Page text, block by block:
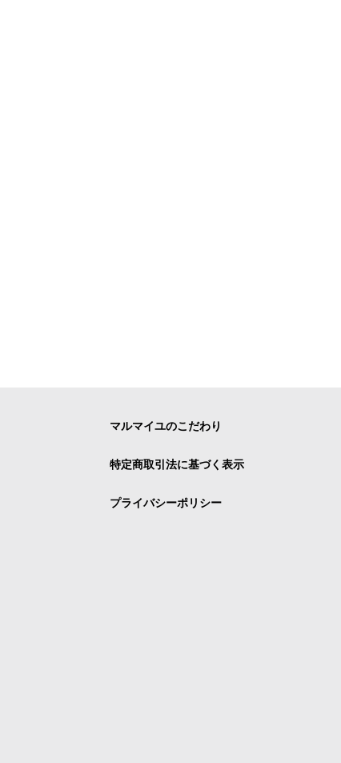
マルマイユのこだわり
特定商取引法に基づく表示
プライバシーポリシー